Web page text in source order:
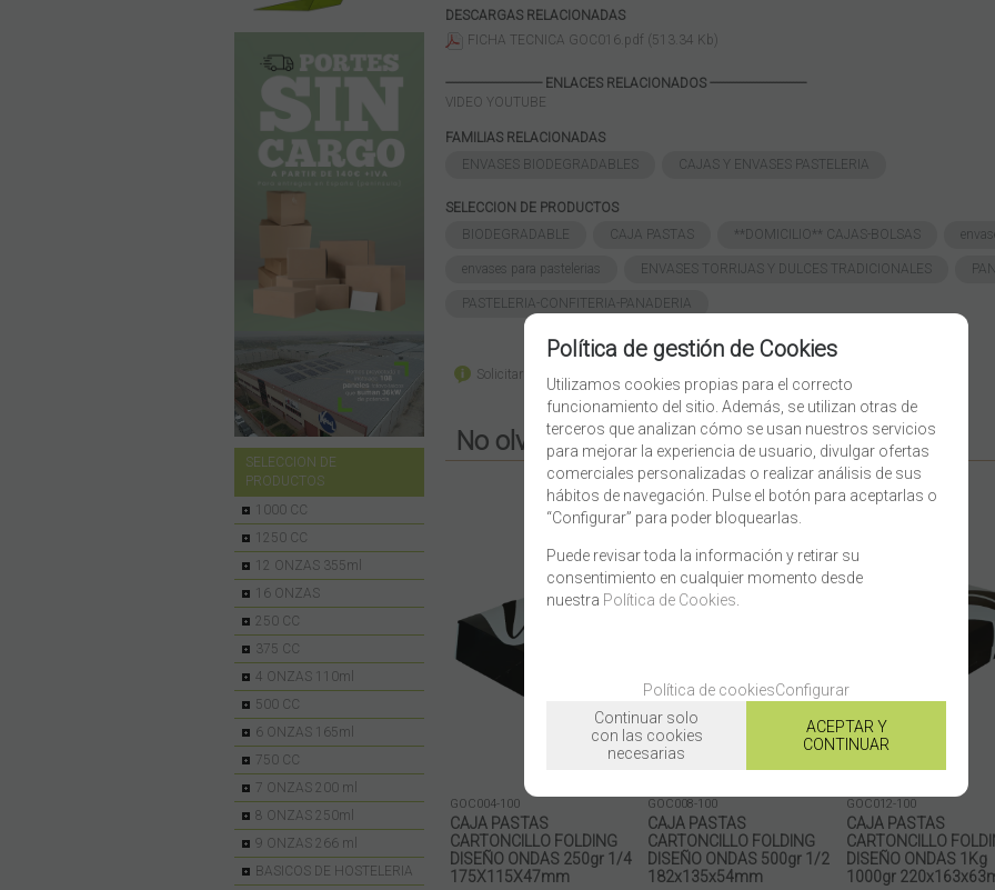
SELECCION DE
PRODUCTOS
1000 CC
1250 CC
12 ONZAS 355ml
16 ONZAS
250 CC
375 CC
4 ONZAS 110ml
500 CC
6 ONZAS 165ml
750 CC
7 ONZAS 200 ml
8 ONZAS 250ml
9 ONZAS 266 ml
BASICOS DE HOSTELERIA
DESCARGAS RELACIONADAS
FICHA TECNICA GOC016.pdf (513.34 Kb)
----------------------------- ENLACES RELACIONADOS -----------------------------
VIDEO YOUTUBE
FAMILIAS RELACIONADAS
ENVASES BIODEGRADABLES
CAJAS Y ENVASES PASTELERIA
SELECCION DE PRODUCTOS
BIODEGRADABLE
CAJA PASTAS **DOMICILIO** CAJAS-BOLSAS
envases para pastelerias ENVASES TORRIJAS Y DULCES TRADICIONALES
PASTELERIA-CONFITERIA-PANADERIA
Solicitar más info Recomendar Imprimir
No olvide:
GOC004-100
CAJA PASTAS
CARTONCILLO FOLDING
DISEÑO ONDAS 250gr 1/4
175X115X47mm
GOC008-100
CAJA PASTAS
CARTONCILLO FOLDING
DISEÑO ONDAS 500gr 1/2
182x135x54mm
GOC012-100
CAJA PASTAS
CARTONCILLO
DISEÑO ONDAS 1Kg
1000gr
Política de gestión de Cookies
Utilizamos cookies propias para el correcto
funcionamiento del sitio. Además, se utilizan otras de
terceros que analizan cómo se usan nuestros servicios
para mejorar la experiencia de usuario, divulgar ofertas
comerciales personalizadas o realizar análisis de sus
hábitos de navegación. Pulse el botón para aceptarlas o
“Configurar” para poder bloquearlas.
Puede revisar toda la información y retirar su
consentimiento en cualquier momento desde
nuestra Política de Cookies
Política de cookiesConfigurar
Continuar solo
con las cookies
necesarias
ACEPTAR Y
CONTINUAR